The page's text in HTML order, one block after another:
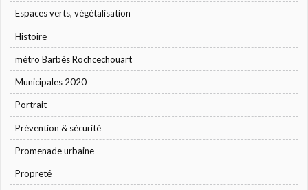
Espaces verts, végétalisation
Histoire
métro Barbès Rochcechouart
Municipales 2020
Portrait
Prévention & sécurité
Promenade urbaine
Propreté